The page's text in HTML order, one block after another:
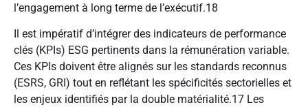
l’engagement à long terme de l’exécutif.18
Il est impératif d’intégrer des indicateurs de performance
clés (KPIs) ESG pertinents dans la rémunération variable.
Ces KPIs doivent être alignés sur les standards reconnus
(ESRS, GRI) tout en reflétant les spécificités sectorielles et
les enjeux identifiés par la double matérialité.17 Les